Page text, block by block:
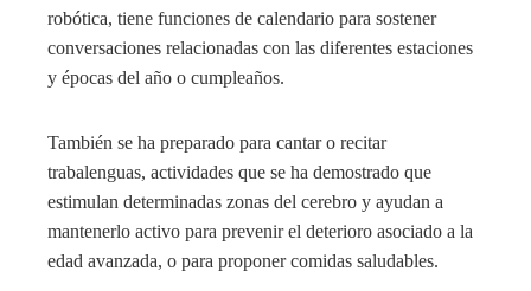
robótica, tiene funciones de calendario para sostener
conversaciones relacionadas con las diferentes estaciones
y épocas del año o cumpleaños.
También se ha preparado para cantar o recitar
trabalenguas, actividades que se ha demostrado que
estimulan determinadas zonas del cerebro y ayudan a
mantenerlo activo para prevenir el deterioro asociado a la
edad avanzada, o para proponer comidas saludables.